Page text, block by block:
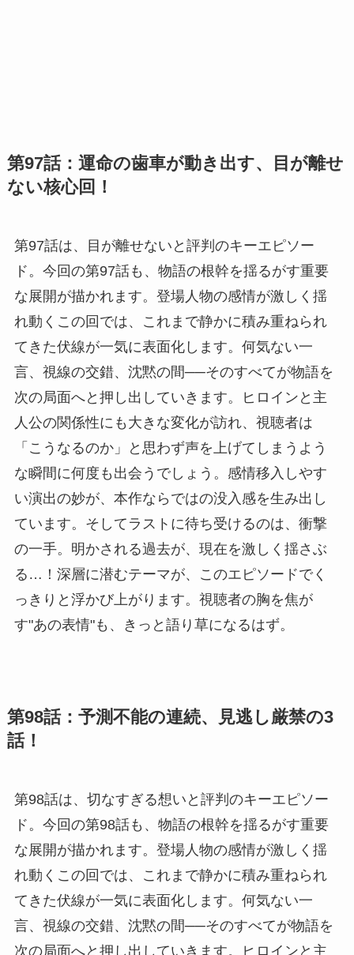
第97話：運命の歯車が動き出す、目が離せ
ない核心回！
第97話は、目が離せないと評判のキーエピソー
ド。今回の第97話も、物語の根幹を揺るがす重要
な展開が描かれます。登場人物の感情が激しく揺
れ動くこの回では、これまで静かに積み重ねられ
てきた伏線が一気に表面化します。何気ない一
言、視線の交錯、沈黙の間──そのすべてが物語を
次の局面へと押し出していきます。ヒロインと主
人公の関係性にも大きな変化が訪れ、視聴者は
「こうなるのか」と思わず声を上げてしまうよう
な瞬間に何度も出会うでしょう。感情移入しやす
い演出の妙が、本作ならではの没入感を生み出し
ています。そしてラストに待ち受けるのは、衝撃
の一手。明かされる過去が、現在を激しく揺さぶ
る…！深層に潜むテーマが、このエピソードでく
っきりと浮かび上がります。視聴者の胸を焦が
す"あの表情"も、きっと語り草になるはず。
第98話：予測不能の連続、見逃し厳禁の3
話！
第98話は、切なすぎる想いと評判のキーエピソー
ド。今回の第98話も、物語の根幹を揺るがす重要
な展開が描かれます。登場人物の感情が激しく揺
れ動くこの回では、これまで静かに積み重ねられ
てきた伏線が一気に表面化します。何気ない一
言、視線の交錯、沈黙の間──そのすべてが物語を
次の局面へと押し出していきます。ヒロインと主